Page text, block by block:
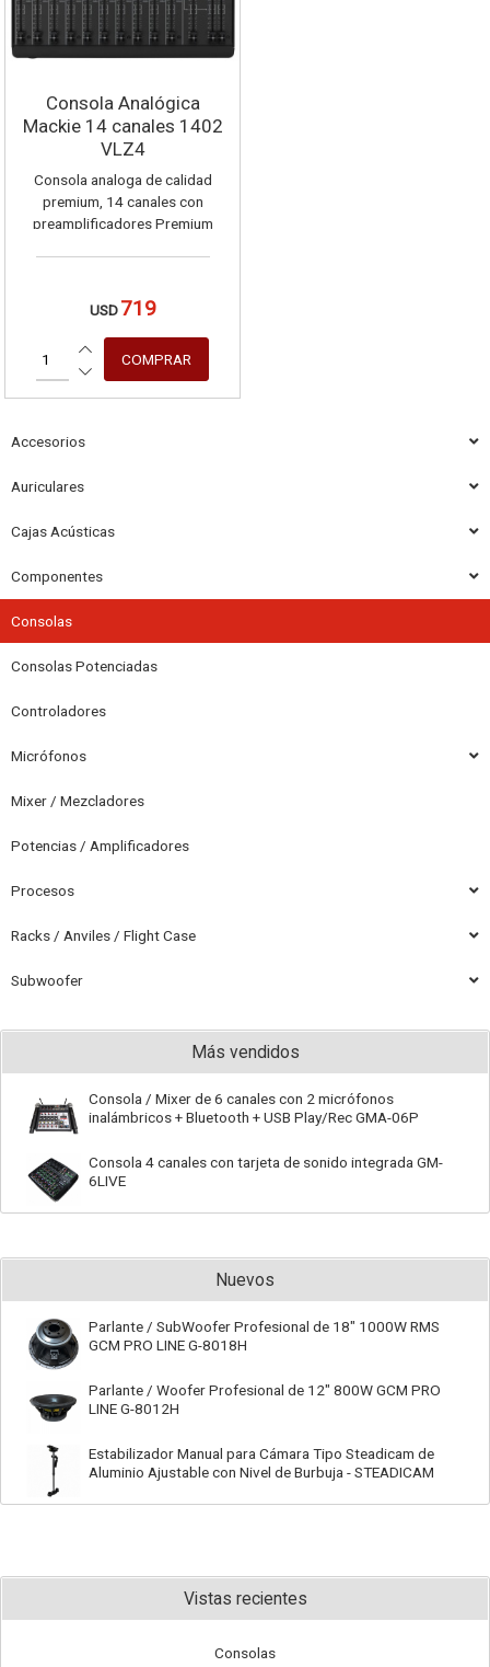
Accesorios
Auriculares
Cajas Acústicas
Componentes
Consolas
Consolas Potenciadas
Controladores
Micrófonos
Mixer / Mezcladores
Potencias / Amplificadores
Procesos
Racks / Anviles / Flight Case
Subwoofer
Más vendidos
Consola / Mixer de 6 canales con 2 micrófonos
inalámbricos + Bluetooth + USB Play/Rec GMA-06P
Consola 4 canales con tarjeta de sonido integrada GM-
6LIVE
Nuevos
Parlante / SubWoofer Profesional de 18" 1000W RMS
GCM PRO LINE G-8018H
Parlante / Woofer Profesional de 12" 800W GCM PRO
LINE G-8012H
Estabilizador Manual para Cámara Tipo Steadicam de
Aluminio Ajustable con Nivel de Burbuja - STEADICAM
Consola Analógica
Mackie 14 canales 1402
VLZ4
Consola analoga de calidad
premium, 14 canales con
preamplificadores Premium
USD 719
Vistas recientes
Consolas